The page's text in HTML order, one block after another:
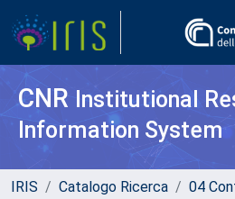
CNR Institutional
Information System
IRIS Catalogo Ricerca
04